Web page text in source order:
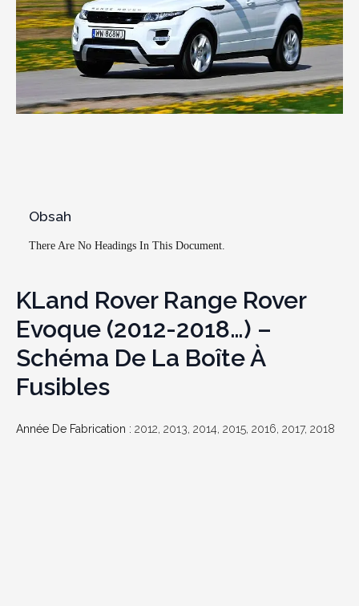
Obsah
There Are No Headings In This Document.
KLand Rover Range Rover
Evoque (2012-2018…) –
Schéma De La Boîte À
Fusibles
Année De Fabrication : 2012, 2013, 2014, 2015, 2016, 2017, 2018